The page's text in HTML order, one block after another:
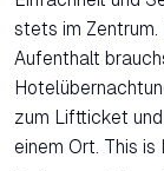
stets im Zentrum.
Aufenthalt
zum Liftticket
einem Ort. This is